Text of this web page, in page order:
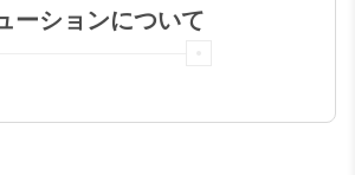
ーションについて